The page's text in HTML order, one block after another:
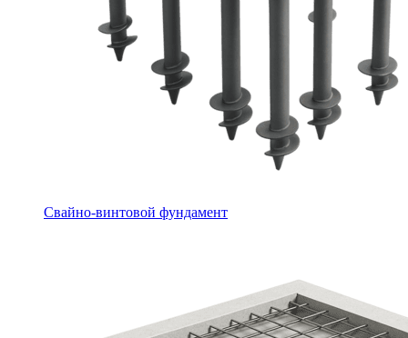
Свайно-винтовой фундамент